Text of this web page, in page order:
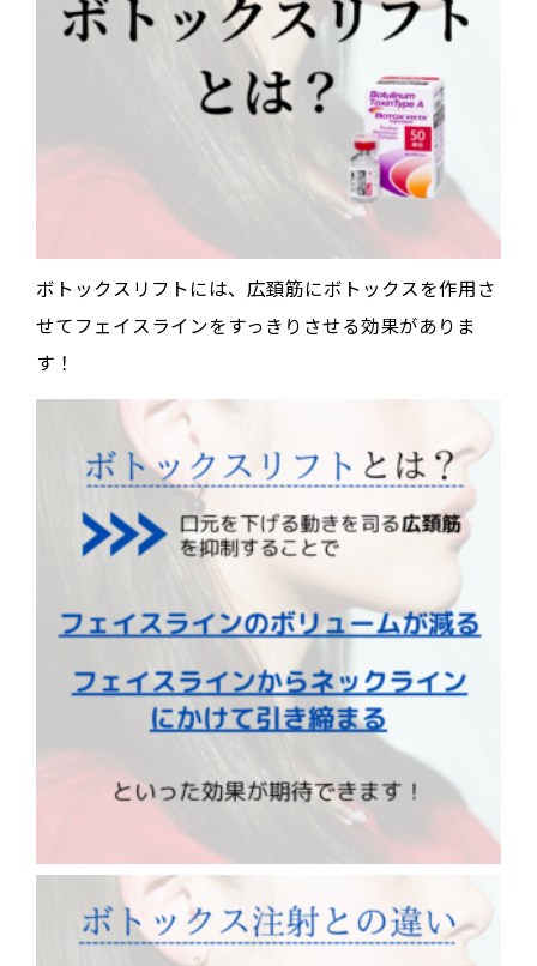
ボトックスリフトには、広頚筋にボトックスを作用さ
せてフェイスラインをすっきりさせる効果がありま
す！